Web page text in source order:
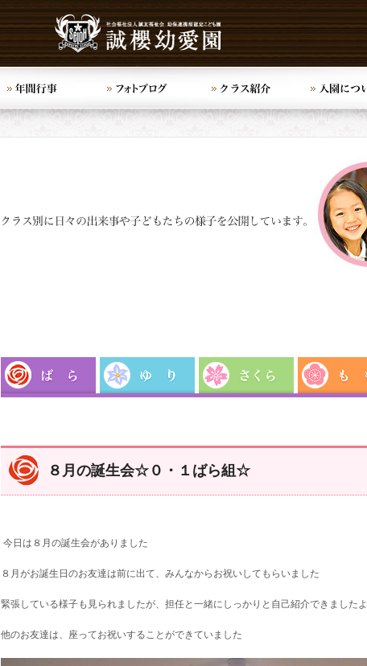
８月の誕生会☆０・１ばら組☆
今日は８月の誕生会がありました
８月がお誕生日のお友達は前に出て、みんなからお祝いしてもらいました
緊張している様子も見られましたが、担任と一緒にしっかりと自己紹介できましたよ
他のお友達は、座ってお祝いすることができていました